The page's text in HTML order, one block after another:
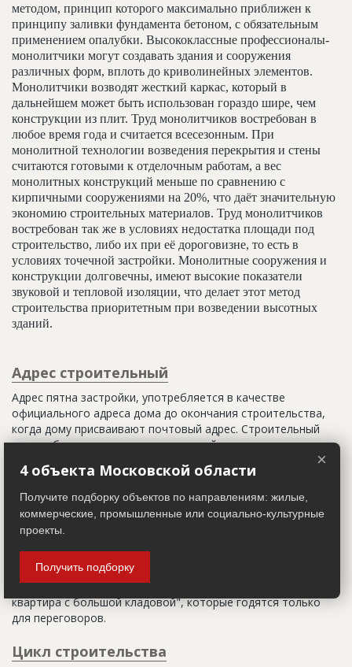
методом, принцип которого максимально приближен к
принципу заливки фундамента бетоном, с обязательным
применением опалубки. Высококлассные профессионалы-
монолитчики могут создавать здания и сооружения
различных форм, вплоть до криволинейных элементов.
Монолитчики возводят жесткий каркас, который в
дальнейшем может быть использован гораздо шире, чем
конструкции из плит. Труд монолитчиков востребован в
любое время года и считается всесезонным. При
монолитной технологии возведения перекрытия и стены
считаются готовыми к отделочным работам, а вес
монолитных конструкций меньше по сравнению с
кирпичными сооружениями на 20%, что даёт значительную
экономию строительных материалов. Труд монолитчиков
востребован так же в условиях недостатка площади под
строительство, либо их при её дороговизне, то есть в
условиях точечной застройки. Монолитные сооружения и
конструкции долговечны, имеют высокие показатели
звуковой и тепловой изоляции, что делает этот метод
строительства приоритетным при возведении высотных
зданий.
Адрес строительный
Адрес пятна застройки, употребляется в качестве
официального адреса дома до окончания строительства,
когда дому присваивают почтовый адрес. Строительный
адрес обычно состоит из трех частей: названия
строительного района (возможно, улицы), номера квартала
(не обязательно) и корпуса (владения).
Настоящим строительным адресом можно считать адрес,
указанный в правоустанавливающих документах. Иногда
строительные организации делают свои добавления
(например, вторая очередь). В официальных документах
должен присутствовать официальный строительный адрес,
а все остальное - это уточнения типа "шестикомнатная
квартира с большой кладовой", которые годятся только
для переговоров.
Цикл строительства
×
4 объекта Московской области
Получите подборку объектов по направлениям: жилые,
коммерческие, промышленные или социально-культурные
проекты.
Получить подборку